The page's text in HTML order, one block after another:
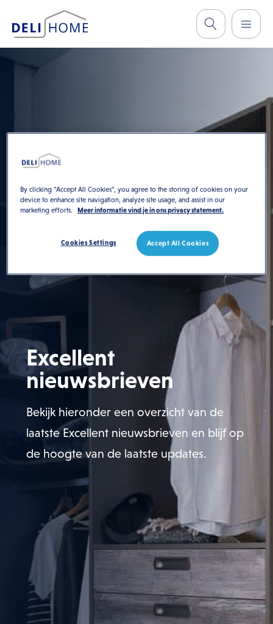
Excellent
nieuwsbrieven
Bekijk hieronder een overzicht van de
laatste Excellent nieuwsbrieven en blijf op
de hoogte van de laatste updates.
By clicking “Accept All Cookies”, you agree to the storing of cookies on your
device to enhance site navigation, analyze site usage, and assist in our
marketing efforts.
Meer informatie vind je in ons privacy statement.
Accept All Cookies
Cookies Settings